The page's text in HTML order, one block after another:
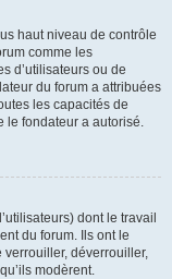
haut niveau de contrôle
comme les
d’utilisateurs ou de
du forum a attribuées
les capacités de
le fondateur a autorisé.
dont le travail
du forum. Ils ont le
déverrouiller,
modèrent.